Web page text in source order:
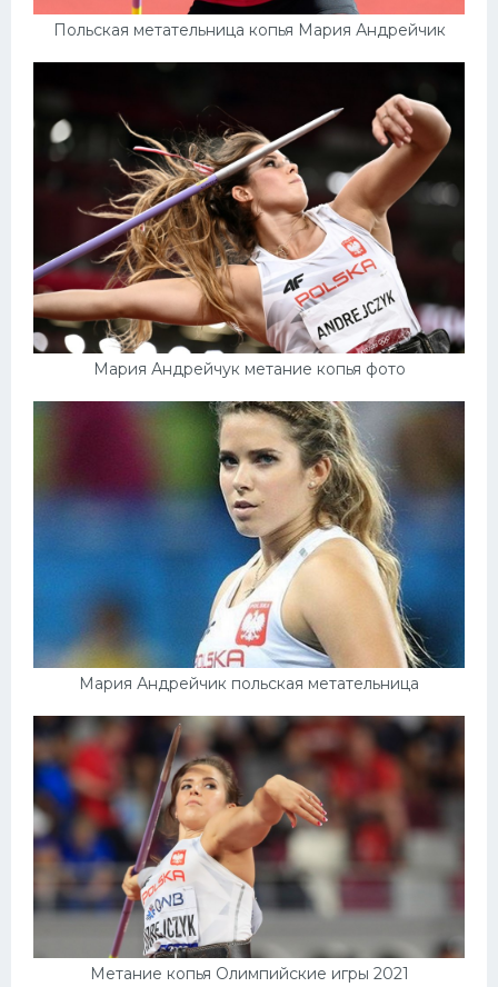
Польская метательница копья Мария Андрейчик
Мария Андрейчук метание копья фото
Мария Андрейчик польская метательница
Метание копья Олимпийские игры 2021